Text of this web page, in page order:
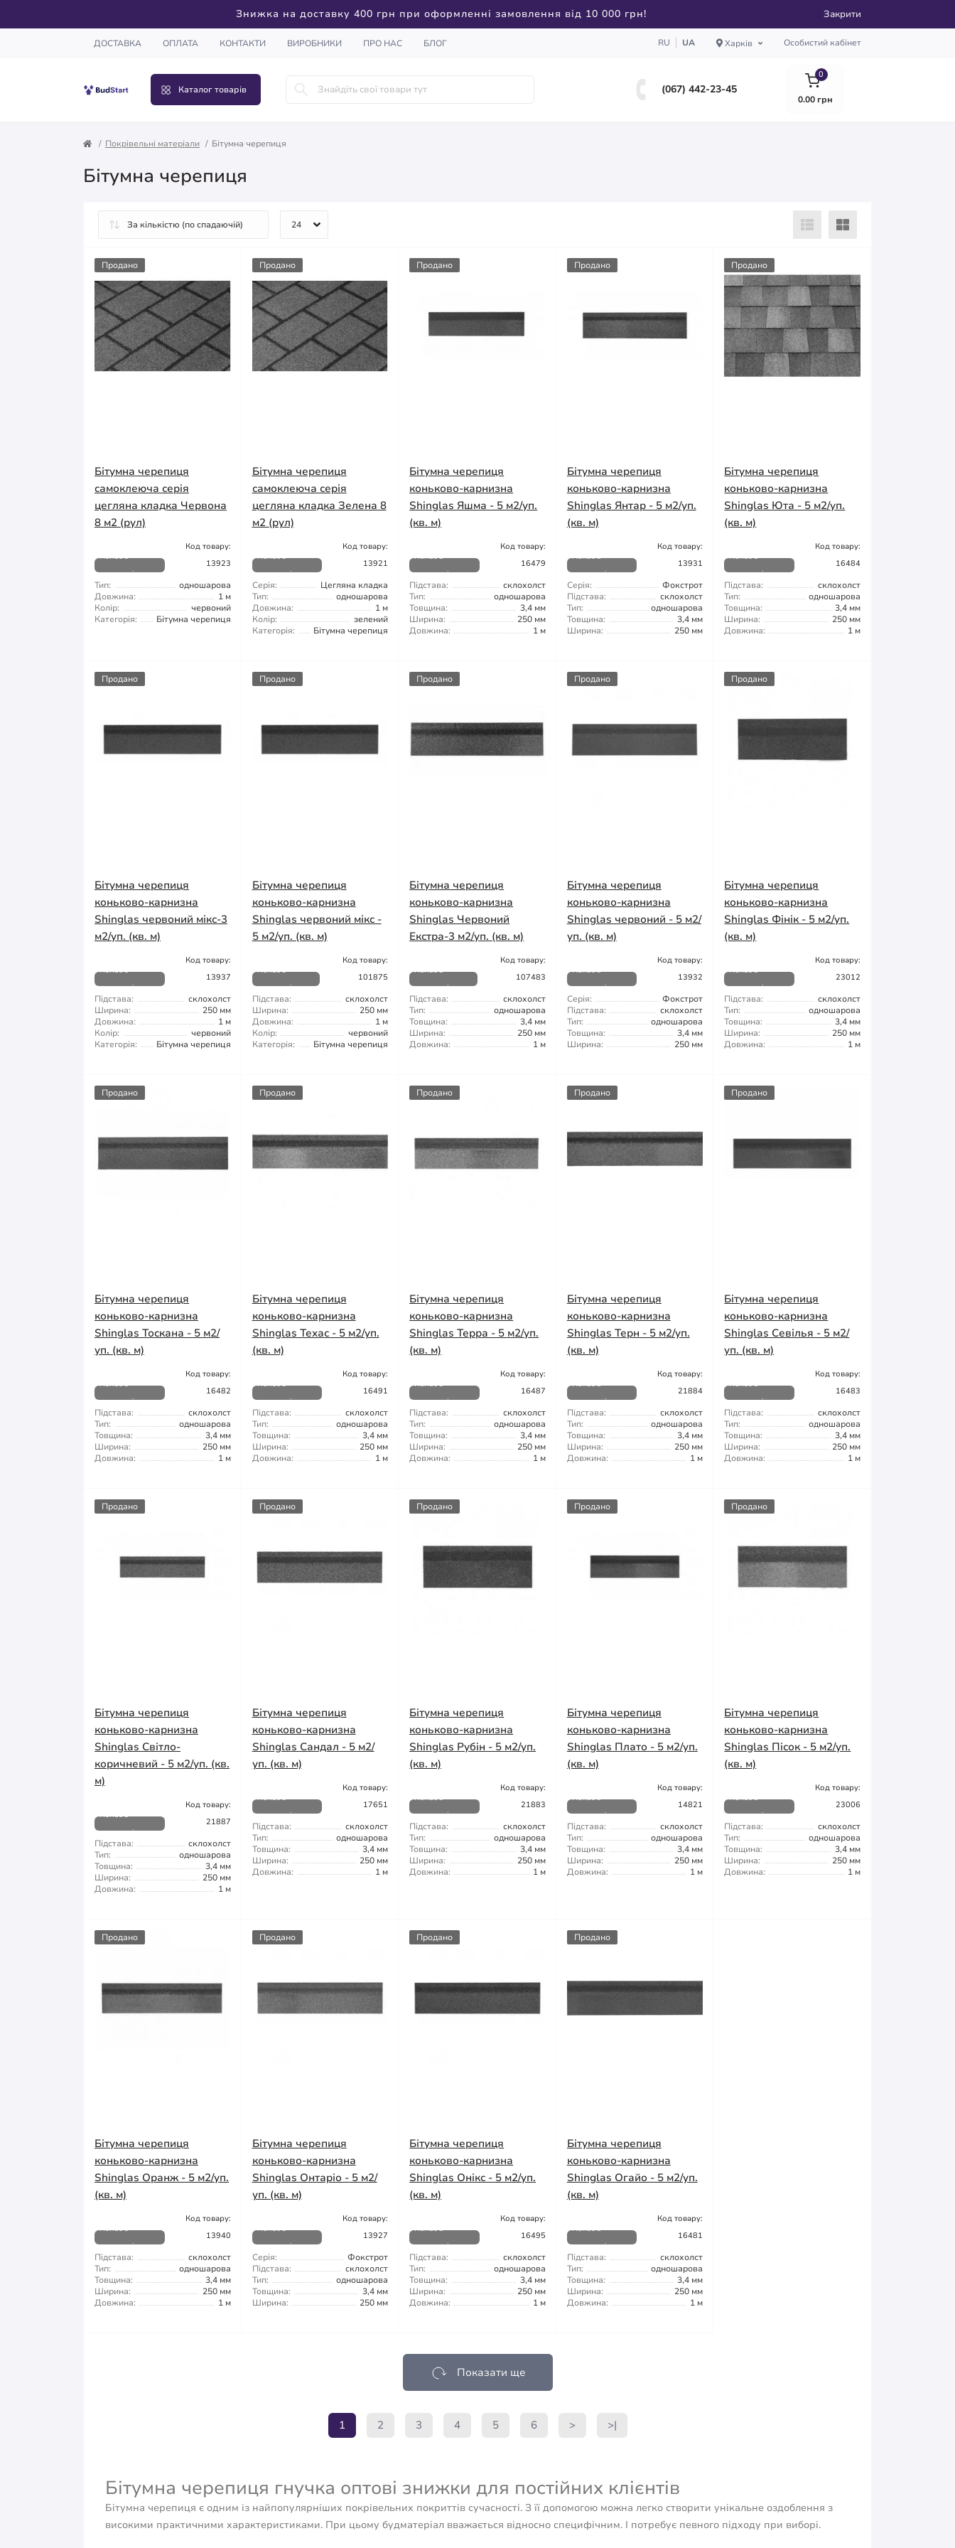
Знижка на доставку 400 грн при оформленні замовлення від 10 000 грн! Закрити
ДОСТАВКА ОПЛАТА КОНТАКТИ ВИРОБНИКИ ПРО НАС БЛОГ RU UA Харків Особистий кабінет
Каталог товарів (067) 442-23-45
0
0.00 грн
Покрівельні матеріали Бітумна черепиця
Бітумна черепиця
Продано
Бітумна черепиця
самоклеюча серія
цегляна кладка Червона
8 м2 (рул)
Немає в
наявності
Код товару:
13923
Тип:
одношарова
Довжина:
1 м
Колір:
червоний
Категорія:
Бітумна черепиця
Продано
Бітумна черепиця
самоклеюча серія
цегляна кладка Зелена 8
м2 (рул)
Немає в
наявності
Код товару:
13921
Серія:
Цегляна кладка
Тип:
одношарова
Довжина:
1 м
Колір:
зелений
Категорія:
Бітумна черепиця
Продано
Бітумна черепиця
коньково-карнизна
Shinglas Яшма - 5 м2/уп.
(кв. м)
Немає в
наявності
Код товару:
16479
Підстава:
склохолст
Тип:
одношарова
Товщина:
3,4 мм
Ширина:
250 мм
Довжина:
1 м
Продано
Бітумна черепиця
коньково-карнизна
Shinglas Янтар - 5 м2/уп.
(кв. м)
Немає в
наявності
Код товару:
13931
Серія:
Фокстрот
Підстава:
склохолст
Тип:
одношарова
Товщина:
3,4 мм
Ширина:
250 мм
Продано
Бітумна черепиця
коньково-карнизна
Shinglas Юта - 5 м2/уп.
(кв. м)
Немає в
наявності
Код товару:
16484
Підстава:
склохолст
Тип:
одношарова
Товщина:
3,4 мм
Ширина:
250 мм
Довжина:
1 м
Продано
Бітумна черепиця
коньково-карнизна
Shinglas червоний мікс-3
м2/уп. (кв. м)
Немає в
наявності
Код товару:
13937
Підстава:
склохолст
Ширина:
250 мм
Довжина:
1 м
Колір:
червоний
Категорія:
Бітумна черепиця
Продано
Бітумна черепиця
коньково-карнизна
Shinglas червоний мікс -
5 м2/уп. (кв. м)
Немає в
наявності
Код товару:
101875
Підстава:
склохолст
Ширина:
250 мм
Довжина:
1 м
Колір:
червоний
Категорія:
Бітумна черепиця
Продано
Бітумна черепиця
коньково-карнизна
Shinglas Червоний
Екстра-3 м2/уп. (кв. м)
Немає в
наявності
Код товару:
107483
Підстава:
склохолст
Тип:
одношарова
Товщина:
3,4 мм
Ширина:
250 мм
Довжина:
1 м
Продано
Бітумна черепиця
коньково-карнизна
Shinglas червоний - 5 м2/
уп. (кв. м)
Немає в
наявності
Код товару:
13932
Серія:
Фокстрот
Підстава:
склохолст
Тип:
одношарова
Товщина:
3,4 мм
Ширина:
250 мм
Продано
Бітумна черепиця
коньково-карнизна
Shinglas Фінік - 5 м2/уп.
(кв. м)
Немає в
наявності
Код товару:
23012
Підстава:
склохолст
Тип:
одношарова
Товщина:
3,4 мм
Ширина:
250 мм
Довжина:
1 м
Продано
Бітумна черепиця
коньково-карнизна
Shinglas Тоскана - 5 м2/
уп. (кв. м)
Немає в
наявності
Код товару:
16482
Підстава:
склохолст
Тип:
одношарова
Товщина:
3,4 мм
Ширина:
250 мм
Довжина:
1 м
Продано
Бітумна черепиця
коньково-карнизна
Shinglas Техас - 5 м2/уп.
(кв. м)
Немає в
наявності
Код товару:
16491
Підстава:
склохолст
Тип:
одношарова
Товщина:
3,4 мм
Ширина:
250 мм
Довжина:
1 м
Продано
Бітумна черепиця
коньково-карнизна
Shinglas Терра - 5 м2/уп.
(кв. м)
Немає в
наявності
Код товару:
16487
Підстава:
склохолст
Тип:
одношарова
Товщина:
3,4 мм
Ширина:
250 мм
Довжина:
1 м
Продано
Бітумна черепиця
коньково-карнизна
Shinglas Терн - 5 м2/уп.
(кв. м)
Немає в
наявності
Код товару:
21884
Підстава:
склохолст
Тип:
одношарова
Товщина:
3,4 мм
Ширина:
250 мм
Довжина:
1 м
Продано
Бітумна черепиця
коньково-карнизна
Shinglas Севілья - 5 м2/
уп. (кв. м)
Немає в
наявності
Код товару:
16483
Підстава:
склохолст
Тип:
одношарова
Товщина:
3,4 мм
Ширина:
250 мм
Довжина:
1 м
Продано
Бітумна черепиця
коньково-карнизна
Shinglas Світло-
коричневий - 5 м2/уп. (кв.
м)
Немає в
наявності
Код товару:
21887
Підстава:
склохолст
Тип:
одношарова
Товщина:
3,4 мм
Ширина:
250 мм
Довжина:
1 м
Продано
Бітумна черепиця
коньково-карнизна
Shinglas Сандал - 5 м2/
уп. (кв. м)
Немає в
наявності
Код товару:
17651
Підстава:
склохолст
Тип:
одношарова
Товщина:
3,4 мм
Ширина:
250 мм
Довжина:
1 м
Продано
Бітумна черепиця
коньково-карнизна
Shinglas Рубін - 5 м2/уп.
(кв. м)
Немає в
наявності
Код товару:
21883
Підстава:
склохолст
Тип:
одношарова
Товщина:
3,4 мм
Ширина:
250 мм
Довжина:
1 м
Продано
Бітумна черепиця
коньково-карнизна
Shinglas Плато - 5 м2/уп.
(кв. м)
Немає в
наявності
Код товару:
14821
Підстава:
склохолст
Тип:
одношарова
Товщина:
3,4 мм
Ширина:
250 мм
Довжина:
1 м
Продано
Бітумна черепиця
коньково-карнизна
Shinglas Пісок - 5 м2/уп.
(кв. м)
Немає в
наявності
Код товару:
23006
Підстава:
склохолст
Тип:
одношарова
Товщина:
3,4 мм
Ширина:
250 мм
Довжина:
1 м
Продано
Бітумна черепиця
коньково-карнизна
Shinglas Оранж - 5 м2/уп.
(кв. м)
Немає в
наявності
Код товару:
13940
Підстава:
склохолст
Тип:
одношарова
Товщина:
3,4 мм
Ширина:
250 мм
Довжина:
1 м
Продано
Бітумна черепиця
коньково-карнизна
Shinglas Онтаріо - 5 м2/
уп. (кв. м)
Немає в
наявності
Код товару:
13927
Серія:
Фокстрот
Підстава:
склохолст
Тип:
одношарова
Товщина:
3,4 мм
Ширина:
250 мм
Продано
Бітумна черепиця
коньково-карнизна
Shinglas Онікс - 5 м2/уп.
(кв. м)
Немає в
наявності
Код товару:
16495
Підстава:
склохолст
Тип:
одношарова
Товщина:
3,4 мм
Ширина:
250 мм
Довжина:
1 м
Продано
Бітумна черепиця
коньково-карнизна
Shinglas Огайо - 5 м2/уп.
(кв. м)
Немає в
наявності
Код товару:
16481
Підстава:
склохолст
Тип:
одношарова
Товщина:
3,4 мм
Ширина:
250 мм
Довжина:
1 м
Показати ще
1 2 3 4 5 6 > >|
Бітумна черепиця гнучка оптові знижки для постійних клієнтів
Бітумна черепиця є одним із найпопулярніших покрівельних покриттів сучасності. З її допомогою можна легко створити унікальне оздоблення з
високими практичними характеристиками. При цьому будматеріал вважається відносно специфічним. І потребує певного підходу при виборі.